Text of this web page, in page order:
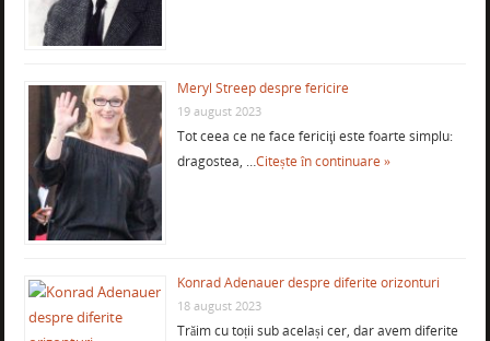
Meryl Streep despre fericire
19 august 2023
Tot ceea ce ne face fericiţi este foarte simplu:
dragostea, …Citește în continuare »
Konrad Adenauer despre diferite orizonturi
18 august 2023
Trăim cu toții sub același cer, dar avem diferite